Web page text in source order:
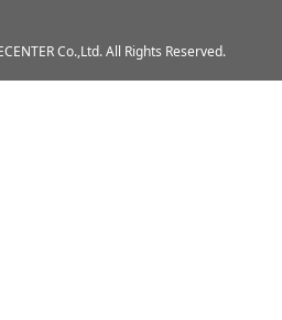
Co.,Ltd. All Rights Reserved.